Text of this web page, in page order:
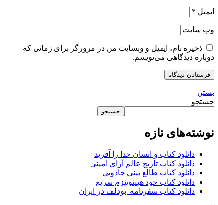
ایمیل *
وب‌ سایت
ذخیره نام، ایمیل و وبسایت من در مرورگر برای زمانی که
دوباره دیدگاهی می‌نویسم.
بستن
جستجو
جستجو
نوشته‌های تازه
دانلود کتاب و انسان خدا را آفرید
دانلود کتاب تاریخ عالم آرای امینی
دانلود کتاب طالع بینی جادویی
دانلود کتاب خود هیپنوتیزم سریع
دانلود کتاب سفرنامه ابودلف در ایران